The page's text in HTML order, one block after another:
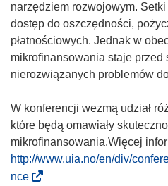
narzędziem rozwojowym.
dostęp do oszczędności,
płatnościowych. Jednak w
mikrofinansowania staje przed
nierozwiązanych problemów
W konferencji wezmą udział
które będą omawiały
mikrofinansowania.Więcej
http://www.uia.no/en/div/
nce(